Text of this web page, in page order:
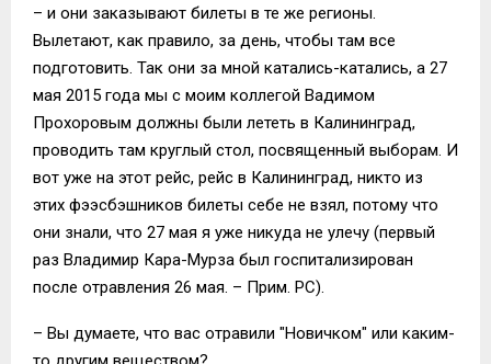
– и они заказывают билеты в те же регионы.
Вылетают, как правило, за день, чтобы там все
подготовить. Так они за мной катались-катались, а 27
мая 2015 года мы с моим коллегой Вадимом
Прохоровым должны были лететь в Калининград,
проводить там круглый стол, посвященный выборам. И
вот уже на этот рейс, рейс в Калининград, никто из
этих фээсбэшников билеты себе не взял, потому что
они знали, что 27 мая я уже никуда не улечу (первый
раз Владимир Кара-Мурза был госпитализирован
после отравления 26 мая. – Прим. РС).
– Вы думаете, что вас отравили "Новичком" или каким-